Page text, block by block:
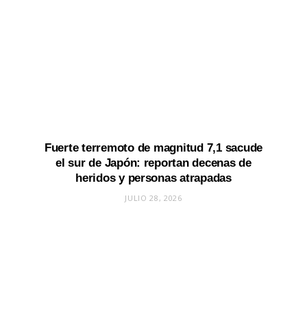
Fuerte terremoto de magnitud 7,1 sacude
el sur de Japón: reportan decenas de
heridos y personas atrapadas
JULIO 28, 2026